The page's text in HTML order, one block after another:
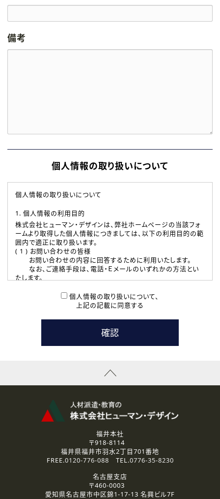
備考
個人情報の取り扱いについて
個人情報の取り扱いについて
1. 個人情報の利用目的
株式会社ヒューマン・デザインは、弊社ホームページの当該フォ
ームより取得した個人情報につきましては、以下の利用目的の範
囲内で適正に取り扱います。
( 1 ) お問い合わせの皆様
お問い合わせの内容に回答するために利用いたします。
なお、ご連絡手段は、電話・Ｅメールのいずれかの方法とい
たします。
本登録に関するご連絡および本登録時の参考情報として利
たします。
( 3 ) スタッフ派遣を検討されている企業の皆様
お問い合わせの内容に回答するために利用いたします。
なお、ご連絡手段は、電話・Ｅメールのいずれかの方法とい
資料送付、受講相談に関するご連絡のために利用いたしま
その他、お問い合わせの内容に回答するために利用いたし
なお、ご連絡手段は、電話・Ｅメールのいずれかの方法とい
2.個人情報の第三者提供
ご提供いただいた個人情報は、法令等の規定に従う場合を除き、
3.個人情報の取り扱いの委託
弊社の定める個人情報保護の評価基準を満たした委託先に、個
個人情報の取り扱いについて、
上記の記載に同意する
福井本社
〒918-8114
福井県福井市羽水2丁目701番地
FREE.0120-776-088 TEL.0776-35-8230
名古屋支店
〒460-0003
愛知県名古屋市中区錦1-17-13 名興ビル7F